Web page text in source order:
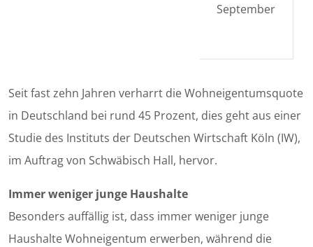
September
Seit fast zehn Jahren verharrt die Wohneigentumsquote
in Deutschland bei rund 45 Prozent, dies geht aus einer
Studie des Instituts der Deutschen Wirtschaft Köln (IW),
im Auftrag von Schwäbisch Hall, hervor.
Immer weniger junge Haushalte
Besonders auffällig ist, dass immer weniger junge
Haushalte Wohneigentum erwerben, während die